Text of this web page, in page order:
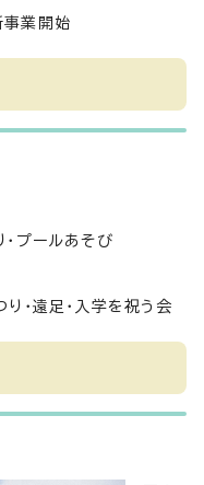
業開始
・プールあそび
・遠足・入学を祝う会